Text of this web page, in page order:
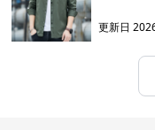
更新日